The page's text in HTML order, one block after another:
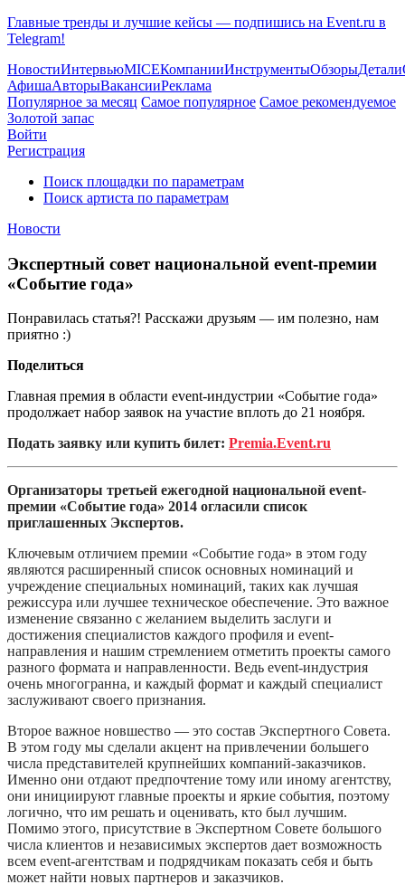
Главные тренды и лучшие кейсы — подпишись на Event.ru в
Telegram!
НовостиИнтервьюMICEКомпанииИнструментыОбзорыДетали
АфишаАвторыВакансииРеклама
Популярное за месяц Самое популярное Самое рекомендуемое
Золотой запас
Войти
Регистрация
Поиск площадки по параметрам
Поиск артиста по параметрам
Новости
Экспертный совет национальной event-премии
«Событие года»
Понравилась статья?! Расскажи друзьям — им полезно, нам
приятно :)
Поделиться
Главная премия в области event-индустрии «Событие года»
продолжает набор заявок на участие вплоть до 21 ноября.
Подать заявку или купить билет: Premia.Event.ru
Организаторы третьей ежегодной национальной event-
премии «Событие года» 2014 огласили список
приглашенных Экспертов.
Ключевым отличием премии «Событие года» в этом году
являются расширенный список основных номинаций и
учреждение специальных номинаций, таких как лучшая
режиссура или лучшее техническое обеспечение. Это важное
изменение связанно с желанием выделить заслуги и
достижения специалистов каждого профиля и event-
направления и нашим стремлением отметить проекты самого
разного формата и направленности. Ведь event-индустрия
очень многогранна, и каждый формат и каждый специалист
заслуживают своего признания.
Второе важное новшество — это состав Экспертного Совета.
В этом году мы сделали акцент на привлечении большего
числа представителей крупнейших компаний-заказчиков.
Именно они отдают предпочтение тому или иному агентству,
они инициируют главные проекты и яркие события, поэтому
логично, что им решать и оценивать, кто был лучшим.
Помимо этого, присутствие в Экспертном Совете большого
числа клиентов и независимых экспертов дает возможность
всем event-агентствам и подрядчикам показать себя и быть
может найти новых партнеров и заказчиков.